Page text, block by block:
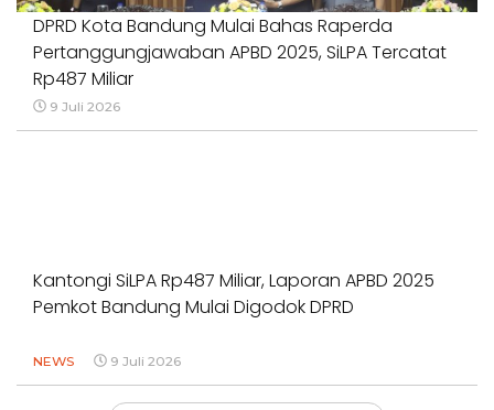
DPRD Kota Bandung Mulai Bahas Raperda
Pertanggungjawaban APBD 2025, SiLPA Tercatat
Rp487 Miliar
9 Juli 2026
Kantongi SiLPA Rp487 Miliar, Laporan APBD 2025
Pemkot Bandung Mulai Digodok DPRD
NEWS 9 Juli 2026